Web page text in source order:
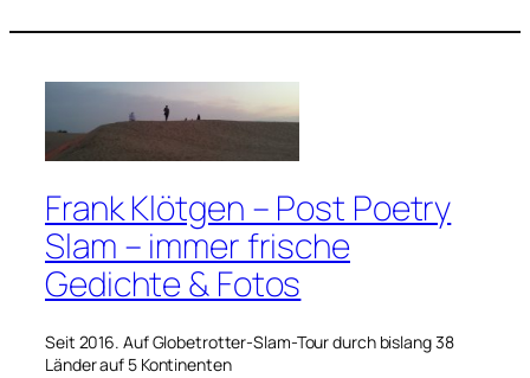
Frank Klötgen – Post Poetry
Slam – immer frische
Gedichte & Fotos
Seit 2016. Auf Globetrotter-Slam-Tour durch bislang 38
Länder auf 5 Kontinenten